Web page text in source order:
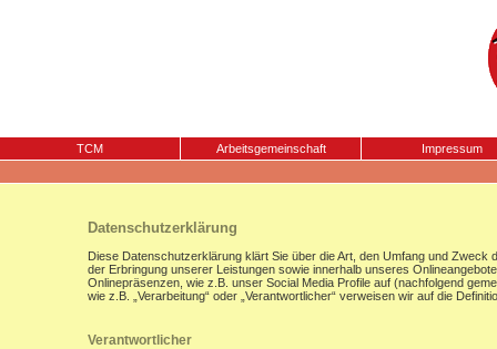
TCM Arbeitsgemeinschaft Impressum
Datenschutzerklärung
Diese Datenschutzerklärung klärt Sie über die Art, den Umfang und
der Erbringung unserer Leistungen sowie innerhalb unseres
Onlinepräsenzen, wie z.B. unser Social Media Profile auf (nachfolgend
wie z.B. „Verarbeitung“ oder „Verantwortlicher“ verweisen wir auf die
Verantwortlicher